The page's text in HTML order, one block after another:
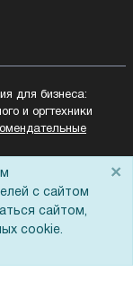
для бизнеса:
и оргтехники
с сайтом
сайтом,
cookie.
×